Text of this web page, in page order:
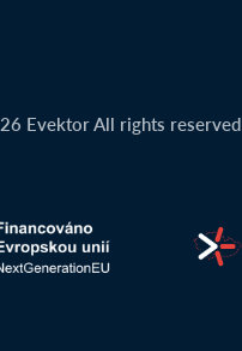
Evektor All rights reserved